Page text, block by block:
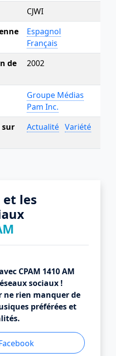
CJWI
Espagnol
Français
de
2002
Groupe Médias
Pam Inc.
sur
Actualité Variété
les
CPAM 1410 AM
sociaux !
ne rien manquer de
préférées et